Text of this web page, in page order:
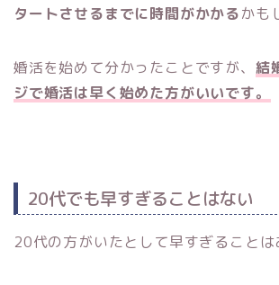
タートさせるまでに時間がかかるかも
婚活を始めて分かったことですが、 結
ジで婚活は早く始めた方がいいです。
20代でも早すぎることはない
20代の方がいたとして早すぎることは